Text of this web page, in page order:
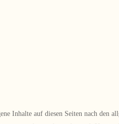
Inhalte auf diesen Seiten nach den